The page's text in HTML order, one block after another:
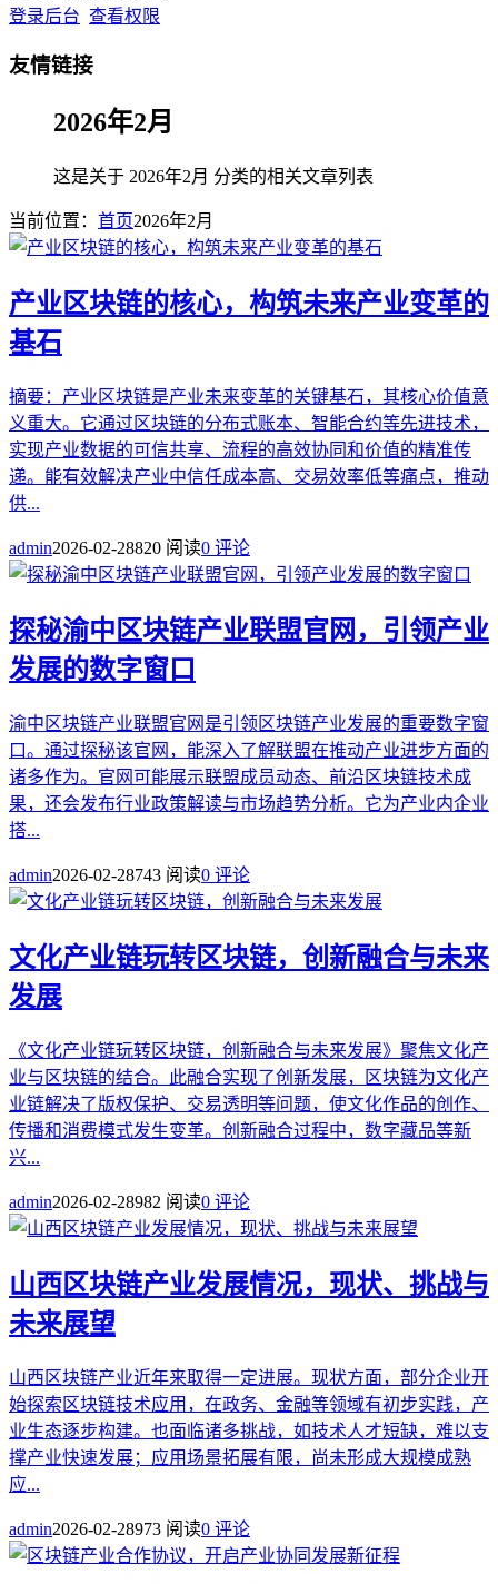
登录后台 查看权限
友情链接
2026年2月
这是关于 2026年2月 分类的相关文章列表
当前位置： 首页2026年2月
产业区块链的核心，构筑未来产业变革的
基石
摘要：产业区块链是产业未来变革的关键基石，其核心价值意
义重大。它通过区块链的分布式账本、智能合约等先进技术，
实现产业数据的可信共享、流程的高效协同和价值的精准传
递。能有效解决产业中信任成本高、交易效率低等痛点，推动
供...
admin2026-02-28820 阅读0 评论
探秘渝中区块链产业联盟官网，引领产业
发展的数字窗口
渝中区块链产业联盟官网是引领区块链产业发展的重要数字窗
口。通过探秘该官网，能深入了解联盟在推动产业进步方面的
诸多作为。官网可能展示联盟成员动态、前沿区块链技术成
果，还会发布行业政策解读与市场趋势分析。它为产业内企业
搭...
admin2026-02-28743 阅读0 评论
文化产业链玩转区块链，创新融合与未来
发展
《文化产业链玩转区块链，创新融合与未来发展》聚焦文化产
业与区块链的结合。此融合实现了创新发展，区块链为文化产
业链解决了版权保护、交易透明等问题，使文化作品的创作、
传播和消费模式发生变革。创新融合过程中，数字藏品等新
兴...
admin2026-02-28982 阅读0 评论
山西区块链产业发展情况，现状、挑战与
未来展望
山西区块链产业近年来取得一定进展。现状方面，部分企业开
始探索区块链技术应用，在政务、金融等领域有初步实践，产
业生态逐步构建。也面临诸多挑战，如技术人才短缺，难以支
撑产业快速发展；应用场景拓展有限，尚未形成大规模成熟
应...
admin2026-02-28973 阅读0 评论